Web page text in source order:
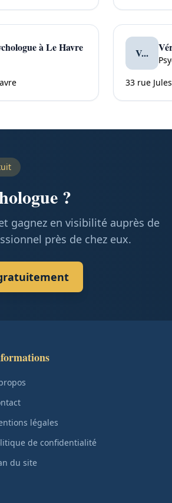
à Le Havre V...
33 rue
?
gagnez en visibilité auprès de
près de chez eux.
légales
de confidentialité
du site